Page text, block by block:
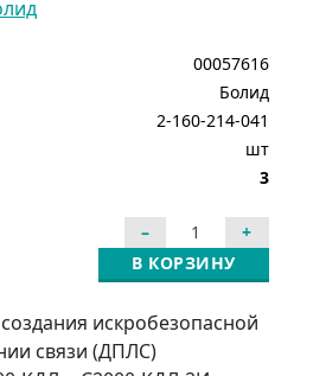
00057616
Болид
2-160-214-041
шт
3
В КОРЗИНУ
искробезопасной
связи (ДПЛС)